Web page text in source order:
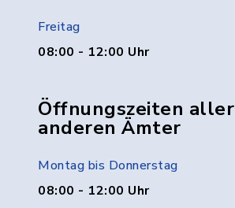
Freitag
08:00 - 12:00 Uhr
Öffnungszeiten aller
anderen Ämter
Montag bis Donnerstag
08:00 - 12:00 Uhr